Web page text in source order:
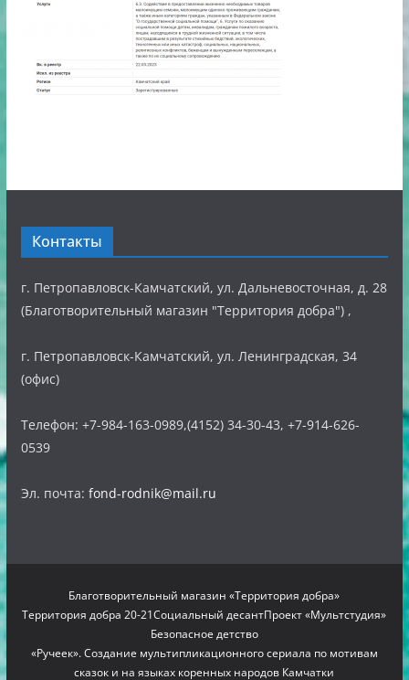
Контакты
г. Петропавловск-Камчатский, ул. Дальневосточная, д. 28
(Благотворительный магазин "Территория добра") ,
г. Петропавловск-Камчатский, ул. Ленинградская, 34
(офис)
Телефон: +7-984-163-0989,(4152) 34-30-43, +7-914-626-
0539
Эл. почта: fond-rodnik@mail.ru
Благотворительный магазин «Территория добра»
Территория добра 20-21Социальный десантПроект «Мультстудия»
Безопасное детство
«Ручеек». Создание мультипликационного сериала по мотивам
сказок и на языках коренных народов Камчатки